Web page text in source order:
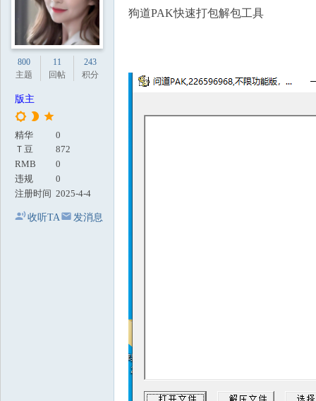
800
主题
11
回帖
243
积分
版主
精华
0
Ｔ豆
872
RMB
0
违规
0
注册时间 2025-4-4
收听TA 发消息
狗道PAK快速打包解包工具